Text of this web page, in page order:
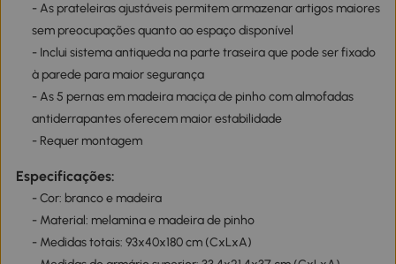
- As prateleiras ajustáveis permitem armazenar artigos maiores
sem preocupações quanto ao espaço disponível
- Inclui sistema antiqueda na parte traseira que pode ser fixado
à parede para maior segurança
- As 5 pernas em madeira maciça de pinho com almofadas
antiderrapantes oferecem maior estabilidade
- Requer montagem
Especificações:
- Cor: branco e madeira
- Material: melamina e madeira de pinho
- Medidas totais: 93x40x180 cm (CxLxA)